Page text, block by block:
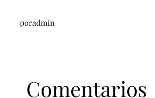
poradmin
Comentarios